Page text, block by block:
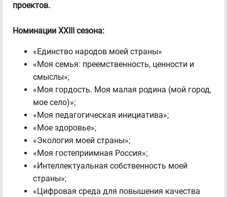
проектов.
Номинации XXIII сезона:
«Единство народов моей страны»
«Моя семья: преемственность, ценности и
смыслы»;
«Моя гордость. Моя малая родина (мой город,
мое село)»;
«Моя педагогическая инициатива»;
«Мое здоровье»;
«Экология моей страны»;
«Моя гостеприимная Россия»;
«Интеллектуальная собственность моей
страны»;
«Цифровая среда для повышения качества